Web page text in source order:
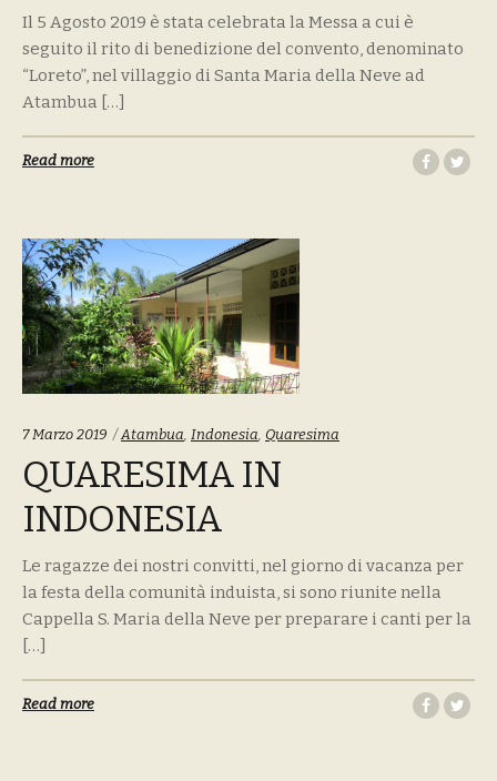
Il 5 Agosto 2019 è stata celebrata la Messa a cui è
seguito il rito di benedizione del convento, denominato
“Loreto”, nel villaggio di Santa Maria della Neve ad
Atambua […]
Read more
7 Marzo 2019 Tags:
Atambua Indonesia Quaresima
QUARESIMA IN
INDONESIA
Le ragazze dei nostri convitti, nel giorno di vacanza per
la festa della comunità induista, si sono riunite nella
Cappella S. Maria della Neve per preparare i canti per la
[…]
Read more